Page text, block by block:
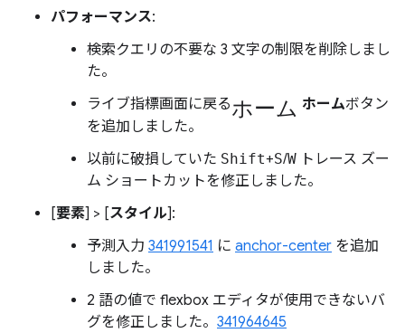
パフォーマンス:
検索クエリの不要な 3 文字の制限を削除しまし
た。
ライブ指標画面に戻る ホーム ホームボタン
を追加しました。
以前に破損していた Shift+S/W トレース ズー
ム ショートカットを修正しました。
[要素] > [スタイル]:
予測入力 341991541 に anchor-center を追加
しました。
2 語の値で flexbox エディタが使用できないバ
グを修正しました。 341964645